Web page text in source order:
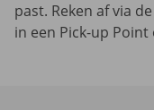
past. Reken af via
in een Pick-up Point